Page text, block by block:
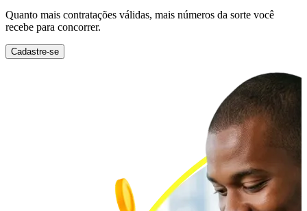
Quanto mais contratações válidas, mais números da sorte você
recebe para concorrer.
Cadastre-se